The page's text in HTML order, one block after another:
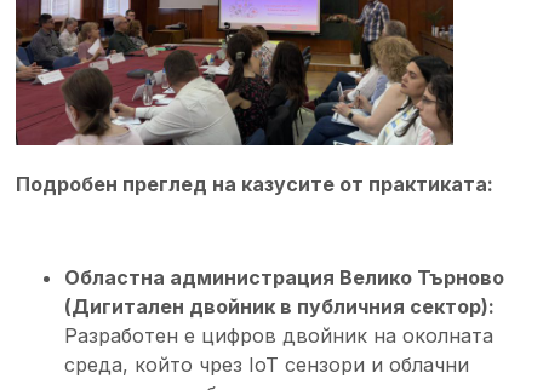
Подробен преглед на казусите от практиката:
Областна администрация Велико Търново
(Дигитален двойник в публичния сектор):
Разработен е цифров двойник на околната
среда, който чрез IoT сензори и облачни